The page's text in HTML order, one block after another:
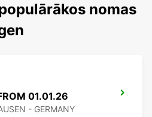
nomas
01.01.26
- GERMANY